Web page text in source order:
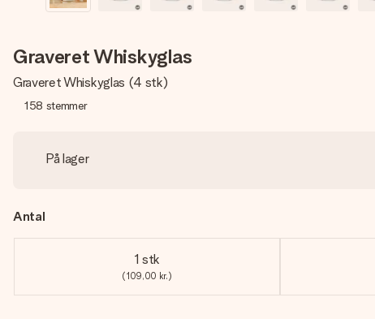
Graveret Whiskyglas
Graveret Whiskyglas (4 stk)
158 stemmer
På lager
Antal
1 stk
(109,00 kr.)